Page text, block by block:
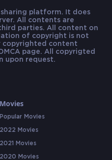
platform. It does
All contents are
parties. All content on
of copyright is not
copyrighted content
page. All copyrigted
upon request.
Movies
Popular Movies
2022 Movies
2021 Movies
2020 Movies